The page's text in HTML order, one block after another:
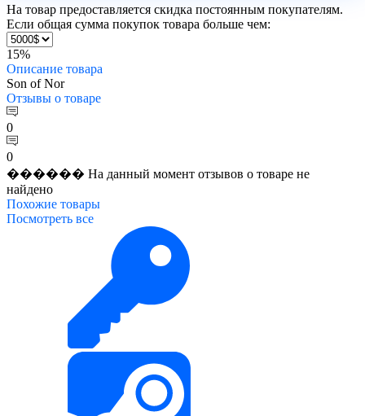
На товар предоставляется скидка постоянным покупателям.
Если общая сумма покупок товара больше чем:
15%
Описание товара
Son of Nor
Отзывы о товаре
0
0
������ На данный момент отзывов о товаре не
найдено
Похожие товары
Посмотреть все